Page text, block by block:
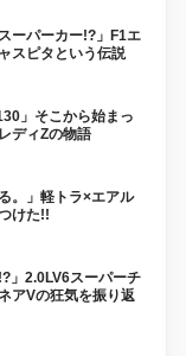
ーパーカー!?」F1エ
スピタという伝説
」そこから始まっ
ディZの物語
。」軽トラ×エアル
けた!!
」2.0LV6スーパーチ
アVの狂気を振り返